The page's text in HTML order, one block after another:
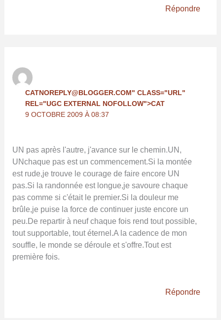
Répondre
CATNOREPLY@BLOGGER.COM" CLASS="URL"
REL="UGC EXTERNAL NOFOLLOW">CAT
9 OCTOBRE 2009 À 08:37
UN pas après l'autre, j'avance sur le chemin.UN,
UNchaque pas est un commencement.Si la montée
est rude,je trouve le courage de faire encore UN
pas.Si la randonnée est longue,je savoure chaque
pas comme si c'était le premier.Si la douleur me
brûle,je puise la force de continuer juste encore un
peu.De repartir à neuf chaque fois rend tout possible,
tout supportable, tout éternel.A la cadence de mon
souffle, le monde se déroule et s'offre.Tout est
première fois.
Répondre